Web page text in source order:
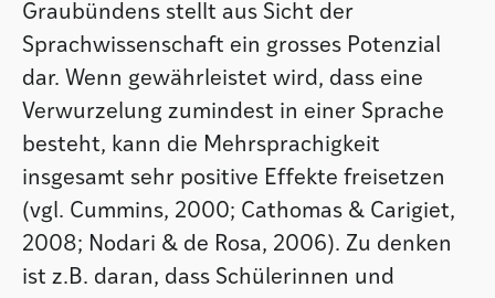
Graubündens stellt aus Sicht der
Sprachwissenschaft ein grosses Potenzial
dar. Wenn gewährleistet wird, dass eine
Verwurzelung zumindest in einer Sprache
besteht, kann die Mehrsprachigkeit
insgesamt sehr positive Effekte freisetzen
(vgl. Cummins, 2000; Cathomas & Carigiet,
2008; Nodari & de Rosa, 2006). Zu denken
ist z.B. daran, dass Schülerinnen und